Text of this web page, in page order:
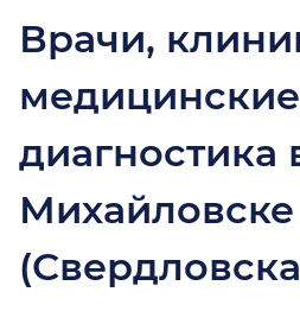
Врачи,
диагностика
Михайловске